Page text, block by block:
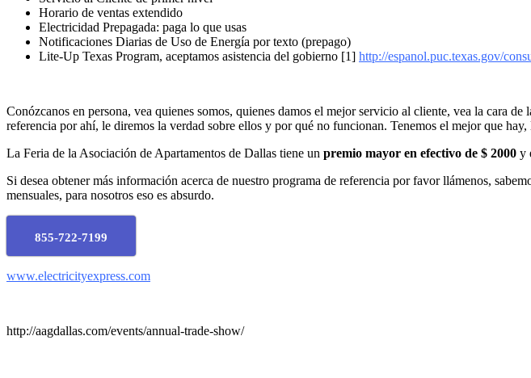
Horario de ventas extendido
Electricidad Prepagada: paga lo que usas
Notificaciones Diarias de Uso de Energía por texto (prepago)
Lite-Up Texas Program, aceptamos asistencia del gobierno [1] http://espanol.puc.texas.gov/
Conózcanos en persona, vea quienes somos, quienes damos el mejor servicio al cliente, vea la cara de
referencia por ahí, le diremos la verdad sobre ellos y por qué no funcionan. Tenemos el mejor que
La Feria de la Asociación de Apartamentos de Dallas tiene un premio mayor en efectivo de $ 2000 y
Si desea obtener más información acerca de nuestro programa de referencia por favor llámenos,
mensuales, para nosotros eso es absurdo.
855-722-7199
www.electricityexpress.com
http://aagdallas.com/events/annual-trade-show/